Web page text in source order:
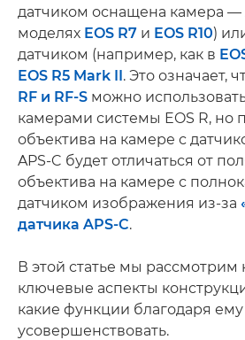
датчиком оснащена камера —
моделях EOS R7 и EOS R10)
датчиком (например, как в
EOS R5 Mark II. Это означает,
RF и RF-S можно
камерами системы EOS R, но
объектива на камере с
APS-C будет отличаться от
объектива на камере с
датчиком изображения из-за
датчика APS-C.
В этой статье мы рассмотрим
ключевые аспекты
какие функции благодаря ему
усовершенствовать.